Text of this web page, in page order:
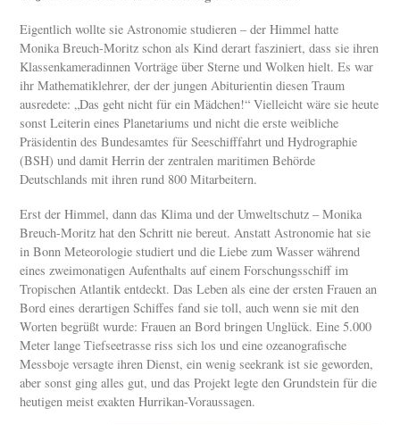
Eigentlich wollte sie Astronomie studieren – der Himmel hatte
Monika Breuch-Moritz schon als Kind derart fasziniert, dass sie ihren
Klassenkameradinnen Vorträge über Sterne und Wolken hielt. Es war
ihr Mathematiklehrer, der der jungen Abiturientin diesen Traum
ausredete: „Das geht nicht für ein Mädchen!“ Vielleicht wäre sie heute
sonst Leiterin eines Planetariums und nicht die erste weibliche
Präsidentin des Bundesamtes für Seeschifffahrt und Hydrographie
(BSH) und damit Herrin der zentralen maritimen Behörde
Deutschlands mit ihren rund 800 Mitarbeitern.
Erst der Himmel, dann das Klima und der Umweltschutz – Monika
Breuch-Moritz hat den Schritt nie bereut. Anstatt Astronomie hat sie
in Bonn Meteorologie studiert und die Liebe zum Wasser während
eines zweimonatigen Aufenthalts auf einem Forschungsschiff im
Tropischen Atlantik entdeckt. Das Leben als eine der ersten Frauen an
Bord eines derartigen Schiffes fand sie toll, auch wenn sie mit den
Worten begrüßt wurde: Frauen an Bord bringen Unglück. Eine 5.000
Meter lange Tiefseetrasse riss sich los und eine ozeanografische
Messboje versagte ihren Dienst, ein wenig seekrank ist sie geworden,
aber sonst ging alles gut, und das Projekt legte den Grundstein für die
heutigen meist exakten Hurrikan-Voraussagen.